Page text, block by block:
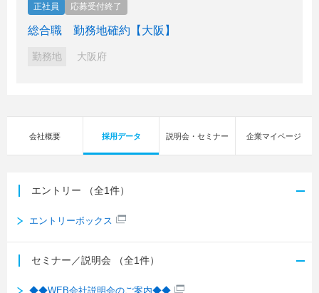
正社員 応募受付終了
総合職 勤務地確約【大阪】
勤務地 大阪府
会社概要 採用データ 説明会・セミナー 企業マイページ
エントリー （全1件）
エントリーボックス
セミナー／説明会 （全1件）
◆◆WEB会社説明会のご案内◆◆